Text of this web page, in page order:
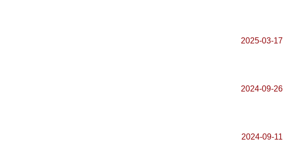
2025-03-17
2024-09-26
2024-09-11